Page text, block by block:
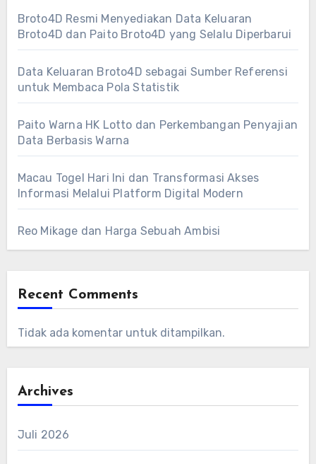
Broto4D Resmi Menyediakan Data Keluaran
Broto4D dan Paito Broto4D yang Selalu Diperbarui
Data Keluaran Broto4D sebagai Sumber Referensi
untuk Membaca Pola Statistik
Paito Warna HK Lotto dan Perkembangan Penyajian
Data Berbasis Warna
Macau Togel Hari Ini dan Transformasi Akses
Informasi Melalui Platform Digital Modern
Reo Mikage dan Harga Sebuah Ambisi
Recent Comments
Tidak ada komentar untuk ditampilkan.
Archives
Juli 2026